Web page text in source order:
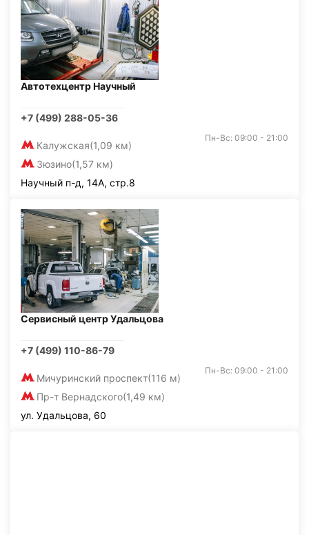
Автотехцентр Научный
+7 (499) 288-05-36
Калужская(1,09 км)
Зюзино(1,57 км)
Пн-Вс: 09:00 - 21:00
Научный п-д, 14А, стр.8
Сервисный центр Удальцова
+7 (499) 110-86-79
Мичуринский проспект(116 м)
Пр-т Вернадского(1,49 км)
Пн-Вс: 09:00 - 21:00
ул. Удальцова, 60